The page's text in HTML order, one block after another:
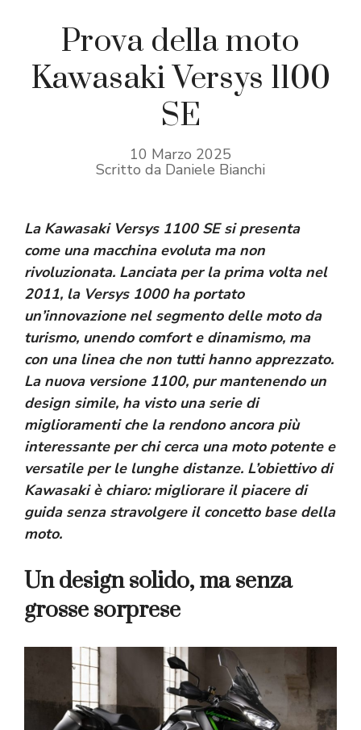
Prova della moto
Kawasaki Versys 1100
SE
10 Marzo 2025
Scritto da Daniele Bianchi
La Kawasaki Versys 1100 SE si presenta
come una macchina evoluta ma non
rivoluzionata. Lanciata per la prima volta nel
2011, la Versys 1000 ha portato
un’innovazione nel segmento delle moto da
turismo, unendo comfort e dinamismo, ma
con una linea che non tutti hanno apprezzato.
La nuova versione 1100, pur mantenendo un
design simile, ha visto una serie di
miglioramenti che la rendono ancora più
interessante per chi cerca una moto potente e
versatile per le lunghe distanze. L’obiettivo di
Kawasaki è chiaro: migliorare il piacere di
guida senza stravolgere il concetto base della
moto.
Un design solido, ma senza
grosse sorprese